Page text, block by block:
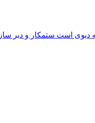
دیوی است ستمکار و دیر ساز